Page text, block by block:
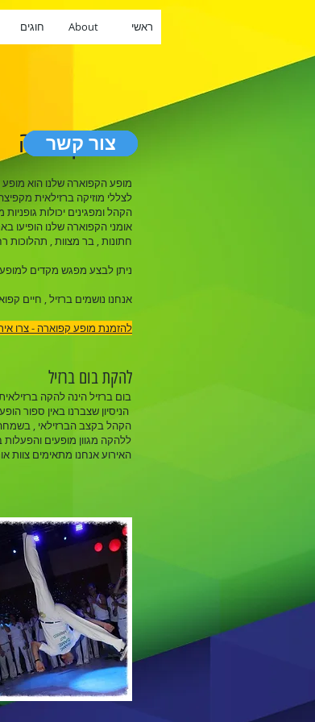
ראשי About חוגים
צור קשר
צור קשר
צור קשר
מופע קפוארה
מופע הקפוארה שלנו הוא
לצללי מוזיקה ברזילאית
הקהל ומפגינים יכולות
אומני הקפוארה שלנו הופיעו
חתונות , בר מצוות , תהלוכות
ניתן לבצע מפגש מקדים למופע
אנחנו נושמים ברזיל , חיים
להזמנת מופע קפוארה - צרו
להקת בום ברזיל
בום ברזיל הינה להקה
הניסיון שצברנו באין ספור
הקהל בקצב הברזילאי ,
ללהקה מגוון מופעים
האירוע אנחנו מתאימים צוות